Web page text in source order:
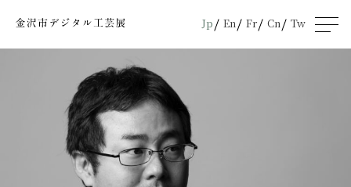
Jp En Fr Cn Tw
men
u